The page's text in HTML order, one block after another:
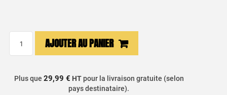
liquide
AJOUTER AU PANIER
Plus que 29,99 € HTpour la livraison gratuite (selon
pays destinataire).